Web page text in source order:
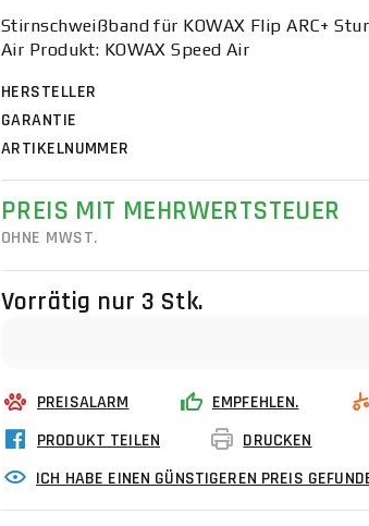
Stirnschweißband für KOWAX Flip ARC+
Air Produkt: KOWAX Speed Air
HERSTELLER
GARANTIE
ARTIKELNUMMER
PREIS MIT MEHRWERTSTEUER
OHNE MWST.
Vorrätig nur 3 Stk.
PREISALARM EMPFEHLEN.
PRODUKT TEILEN
DRUCKEN
ICH HABE EINEN GÜNSTIGEREN PREIS